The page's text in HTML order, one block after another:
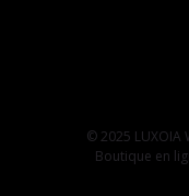
© 2025 LUXOIA
Boutique en